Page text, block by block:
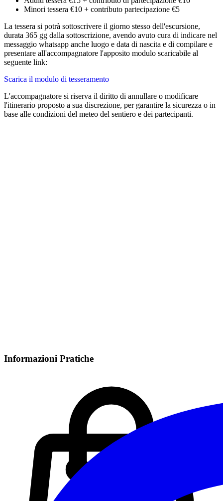
Minori tessera €10 + contributo partecipazione €5
La tessera si potrà sottoscrivere il giorno stesso dell'escursione,
durata 365 gg dalla sottoscrizione, avendo avuto cura di indicare nel
messaggio whatsapp anche luogo e data di nascita e di compilare e
presentare all'accompagnatore l'apposito modulo scaricabile al
seguente link:
Scarica il modulo di tesseramento
L'accompagnatore si riserva il diritto di annullare o modificare
l'itinerario proposto a sua discrezione, per garantire la sicurezza o in
base alle condizioni del meteo del sentiero e dei partecipanti.
Informazioni Pratiche